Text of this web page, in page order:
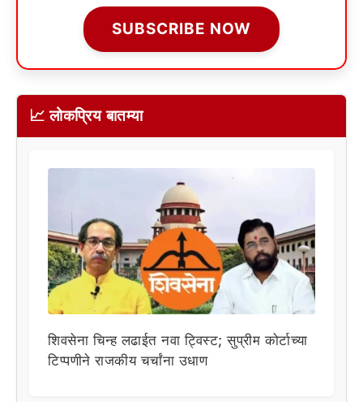
SUBSCRIBE NOW
📈 लोकप्रिय बातम्या
शिवसेना चिन्ह लढाईत नवा ट्विस्ट; सुप्रीम कोर्टाच्या
टिप्पणीने राजकीय चर्चांना उधाण